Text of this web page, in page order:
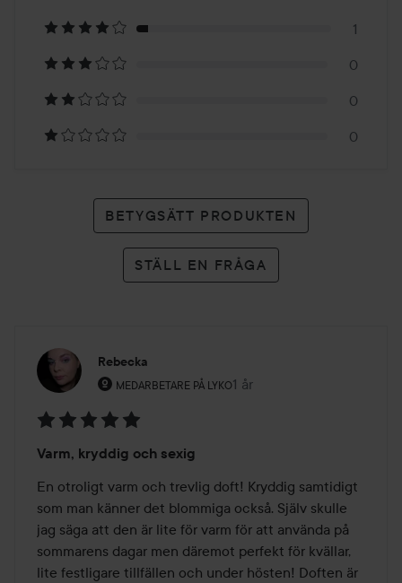
17
betyg
1
0
0
0
BETYGSÄTT PRODUKTEN
STÄLL EN FRÅGA
Rebecka
MEDARBETARE PÅ LYKO
Användarens roll: Medarbetare på Lyko.
1 år
Inlägget skapades 1 år
5
av
5
Varm, kryddig och sexig
En otroligt varm och trevlig doft! Kryddig samtidigt
som man känner det blommiga också. Själv skulle
jag säga att den är lite för varm för att använda på
sommarens dagar men däremot perfekt för kvällar,
lite festligare tillfällen och under hösten! Doften är